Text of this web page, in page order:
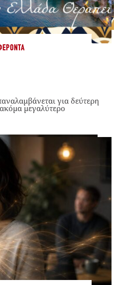
για δεύτερη
μεγαλύτερο